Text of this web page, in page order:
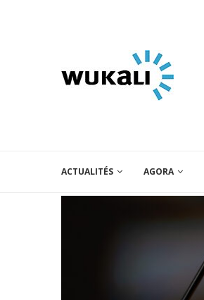
ACTUALITÉS AGORA